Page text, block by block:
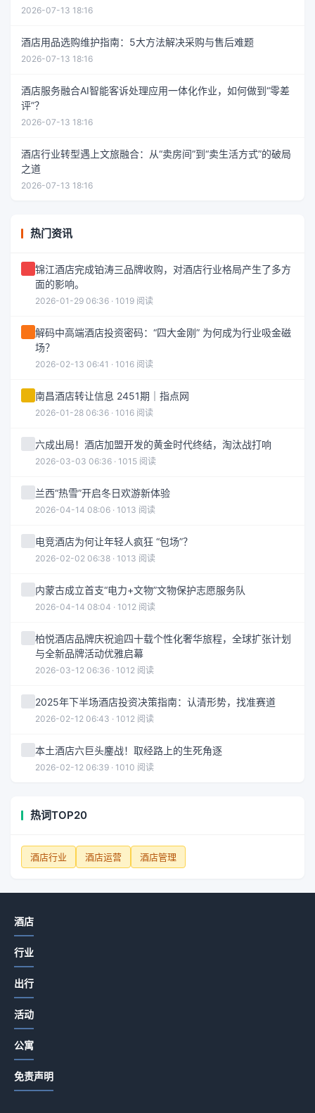
2026-07-13 18:16
酒店用品选购维护指南：5大方法解决采购与售后难题
2026-07-13 18:16
酒店服务融合AI智能客诉处理应用一体化作业，如何做到“零差
评”？
2026-07-13 18:16
酒店行业转型遇上文旅融合：从“卖房间”到“卖生活方式”的破局
之道
2026-07-13 18:16
热门资讯
锦江酒店完成铂涛三品牌收购，对酒店行业格局产生了多方
面的影响。
2026-01-29 06:36 · 1019 阅读
解码中高端酒店投资密码：“四大金刚” 为何成为行业吸金磁
场？
2026-02-13 06:41 · 1016 阅读
南昌酒店转让信息 2451期｜指点网
2026-01-28 06:36 · 1016 阅读
六成出局！酒店加盟开发的黄金时代终结，淘汰战打响
2026-03-03 06:36 · 1015 阅读
兰西“热雪”开启冬日欢游新体验
2026-04-14 08:06 · 1013 阅读
电竞酒店为何让年轻人疯狂 “包场”？
2026-02-02 06:38 · 1013 阅读
内蒙古成立首支“电力+文物”文物保护志愿服务队
2026-04-14 08:04 · 1012 阅读
柏悦酒店品牌庆祝逾四十载个性化奢华旅程，全球扩张计划
与全新品牌活动优雅启幕
2026-03-12 06:36 · 1012 阅读
2025年下半场酒店投资决策指南：认清形势，找准赛道
2026-02-12 06:43 · 1012 阅读
本土酒店六巨头鏖战！取经路上的生死角逐
2026-02-12 06:39 · 1010 阅读
热词TOP20
酒店行业 酒店运营 酒店管理
酒店
行业
出行
活动
公寓
免责声明